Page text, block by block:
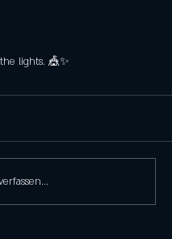
lights. 🎪✨